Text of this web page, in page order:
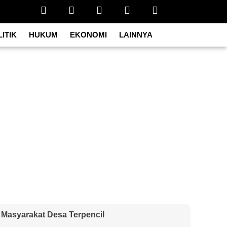
HUKUM EKONOMI LAINNYA
Desa Terpencil